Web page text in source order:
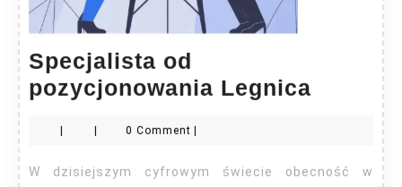
Specjalista od
pozycjonowania Legnica
Legnica
0 Comment
W dzisiejszym cyfrowym świecie obecność w